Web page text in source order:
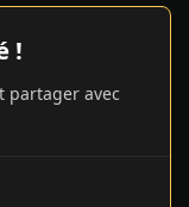
!
partager avec